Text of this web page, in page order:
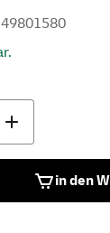
in den